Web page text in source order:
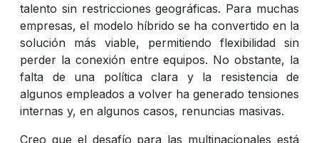
talento sin restricciones geográficas. Para muchas
empresas, el modelo híbrido se ha convertido en la
solución más viable, permitiendo flexibilidad sin
perder la conexión entre equipos. No obstante, la
falta de una política clara y la resistencia de
algunos empleados a volver ha generado tensiones
internas y, en algunos casos, renuncias masivas.
Creo que el desafío para las multinacionales está